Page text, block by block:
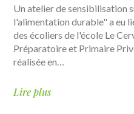
Un atelier de sensibilisation
l'alimentation durable" a eu
des écoliers de l'école Le
Préparatoire et Primaire
réalisée en…
Lire plus